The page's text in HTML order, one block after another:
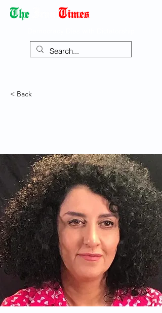
< Back